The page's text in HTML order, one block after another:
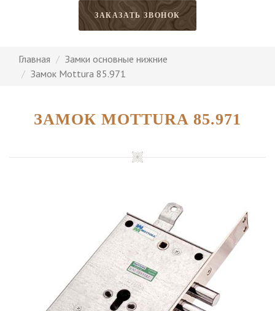
ЗАКАЗАТЬ ЗВОНОК
Главная
Замки основные нижние
Замок Mottura 85.971
ЗАМОК MOTTURA 85.971